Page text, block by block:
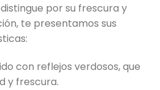
por su frescura y
te presentamos sus
con reflejos verdosos, que
y frescura.